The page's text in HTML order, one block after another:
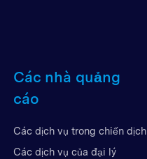
Các nhà quảng
cáo
Các dịch vụ trong chiến dịch
Các dịch vụ của đại lý